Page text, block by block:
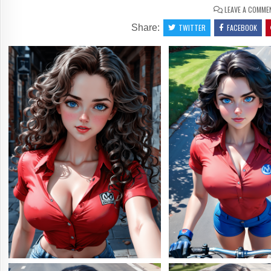
LEAVE A
0
42
0
SHARE
Share:
TWITTER FACEBOOK